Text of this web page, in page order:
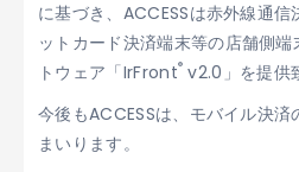
に基づき、ACCESSは赤外線通
ットカード決済端末等の店舗側
トウェア「IrFront® v2.0」を提供
今後もACCESSは、モバイル決
まいります。